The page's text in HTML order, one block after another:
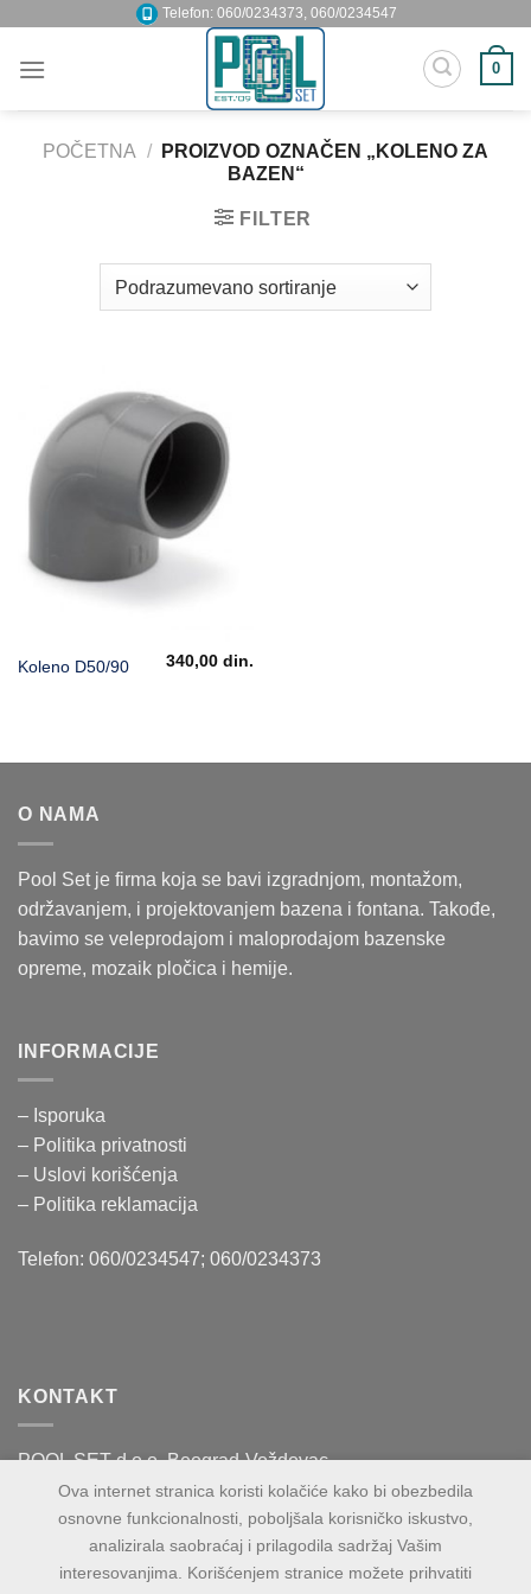
content
Telefon: 060/0234373, 060/0234547
0
POČETNA /
PROIZVOD OZNAČEN „KOLENO ZA
BAZEN“
FILTER
Koleno D50/90 340,00din.
O NAMA
Pool Set je firma koja se bavi izgradnjom, montažom,
održavanjem, i projektovanjem bazena i fontana. Takođe,
bavimo se veleprodajom i maloprodajom bazenske
opreme, mozaik pločica i hemije.
INFORMACIJE
– Isporuka
– Politika privatnosti
– Uslovi korišćenja
– Politika reklamacija
Telefon: 060/0234547; 060/0234373
KONTAKT
POOL SET d.o.o. Beograd-Voždovac
Vase Čarapića 60
PIB:109943100
MB:21271853
Ova internet stranica koristi kolačiće kako bi obezbedila
osnovne funkcionalnosti, poboljšala korisničko iskustvo,
analizirala saobraćaj i prilagodila sadržaj Vašim
interesovanjima. Korišćenjem stranice možete prihvatiti